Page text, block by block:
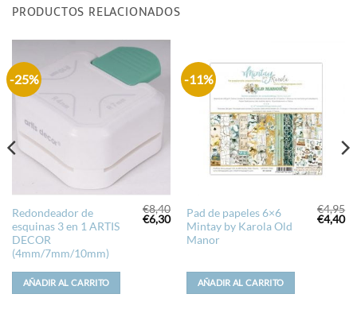
PRODUCTOS RELACIONADOS
-25%
Redondeador de
esquinas 3 en 1 ARTIS
DECOR
(4mm/7mm/10mm)
€8,40
El
precio
€6,30El
precio
actual
AÑADIR AL CARRITO
-11%
Pad de papeles 6×6
Mintay by Karola Old
Manor
€4,95
El
precio
€4,40El
AÑADIR AL CARRITO